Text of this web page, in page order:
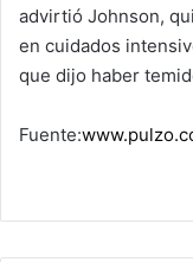
advirtió Johnson,
en cuidados
que dijo haber
Fuente: